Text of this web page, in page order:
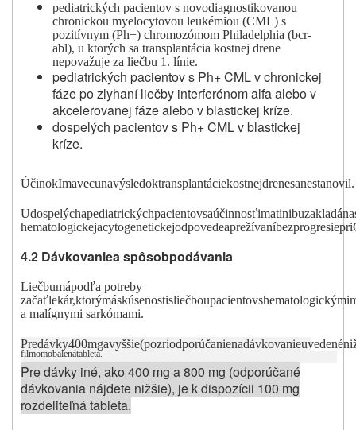
pediatrických pacientov s novodiagnostikovanou
chronickou myelocytovou leukémiou (CML) s
pozitívnym (Ph+) chromozómom Philadelphia (bcr-
abl), u ktorých sa transplantácia kostnej drene
nepovažuje za liečbu 1. línie.
pediatrických pacientov s Ph+ CML v chronickej
fáze po zlyhaní liečby interferónom alfa alebo v
akcelerovanej fáze alebo v blastickej kríze.
dospelých pacientov s Ph+ CML v blastickej
kríze.
ÚčinokImavecunavýsledoktransplantáciekostnejdrenesanestanovil.
Udospelýchapediatrickýchpacientovsaúčinnosťimatinibuzakladána
hematologickejacytogenetickejodpovedeaprežívaníbezprogresiepri
4.2 Dávkovaniea spôsobpodávania
Liečbumápodľa potreby
začaťlekár,ktorýmáskúsenostisliečboupacientovshematologickými
a malígnymi sarkómami.
Predávky400mgavyššie(pozriodporúčanienadávkovanieuvedené
filmomobalenátableta.
Pre dávky iné, ako 400 mg a 800 mg (odporúčané
dávkovania nájdete nižšie), je k dispozícii 100 mg
rozdeliteľná tableta.